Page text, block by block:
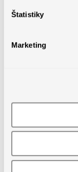
Štatistiky
Marketing